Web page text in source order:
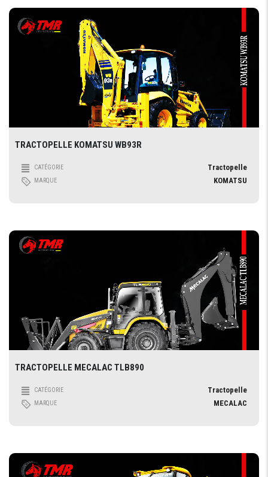
TRACTOPELLE KOMATSU WB93R
CATÉGORIE Tractopelle
MARQUE KOMATSU
TRACTOPELLE MECALAC TLB890
CATÉGORIE Tractopelle
MARQUE MECALAC